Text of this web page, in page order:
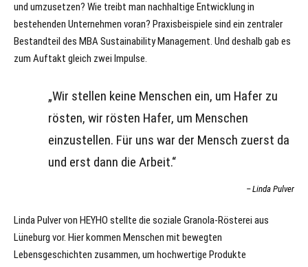
und umzusetzen? Wie treibt man nachhaltige Entwicklung in
bestehenden Unternehmen voran? Praxisbeispiele sind ein zentraler
Bestandteil des MBA Sustainability Management. Und deshalb gab es
zum Auftakt gleich zwei Impulse.
„Wir stellen keine Menschen ein, um Hafer zu
rösten, wir rösten Hafer, um Menschen
einzustellen. Für uns war der Mensch zuerst da
und erst dann die Arbeit.“
Linda Pulver
Linda Pulver von HEYHO stellte die soziale Granola-Rösterei aus
Lüneburg vor. Hier kommen Menschen mit bewegten
Lebensgeschichten zusammen, um hochwertige Produkte